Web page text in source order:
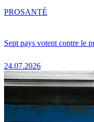
Sept pays votent contre le
24.07.2026
PROSANTÉ